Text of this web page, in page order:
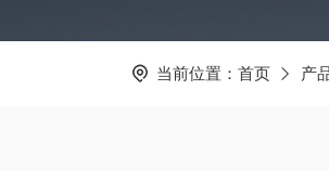
当前位置： 首页 产